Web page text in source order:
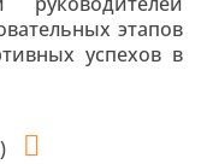
этапов
успехов в